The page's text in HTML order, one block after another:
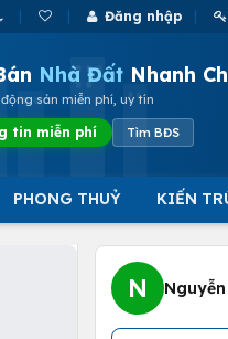
Đăng nhập
Nhà Đất Nhanh
sản miễn phí, uy tín
tin miễn phí Tìm BĐS
PHONG THUỶ KIẾN
N